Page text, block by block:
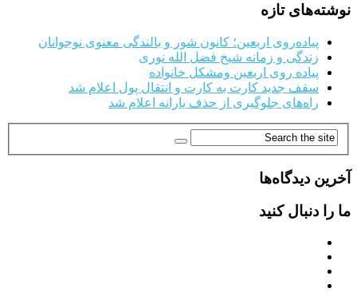
نوشته‌های تازه
پیاده‌روی اربعین؛ کانون شور و بالندگی معنوی نوجوانان
زندگی و زمانه شیخ فضل الله نوری
پیاده روی اربعین ومشکل خانواده
سقف جدید کارت به کارت و انتقال پول اعلام شد
راه‌های جلوگیری از حذف یارانه اعلام شد
آخرین دیدگاه‌ها
ما را دنبال کنید